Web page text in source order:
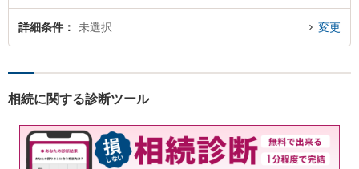
詳細条件 未選択 変更
相続に関する診断ツール